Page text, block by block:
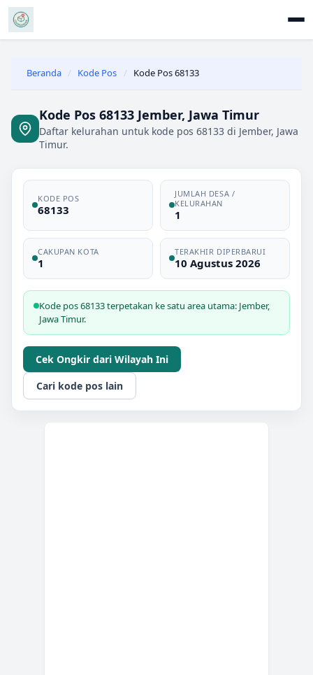
Beranda / Kode Pos / Kode Pos 68133
Kode Pos 68133 Jember, Jawa Timur
Daftar kelurahan untuk kode pos 68133 di Jember, Jawa
Timur.
KODE POS
68133
JUMLAH DESA /
KELURAHAN
1
CAKUPAN KOTA
1
TERAKHIR DIPERBARUI
10 Agustus 2026
Kode pos 68133 terpetakan ke satu area utama: Jember,
Jawa Timur.
Cek Ongkir dari Wilayah Ini
Cari kode pos lain